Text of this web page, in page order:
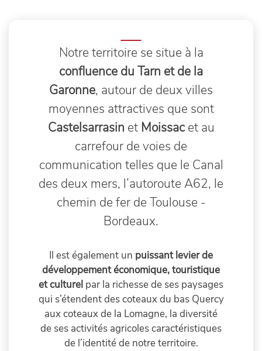
Notre territoire se situe à la
confluence du Tarn et de la
Garonne, autour de deux villes
moyennes attractives que sont
Castelsarrasin et Moissacet au
carrefour de voies de
communication telles que le Canal
des deux mers, l’autoroute A62, le
chemin de fer de Toulouse -
Bordeaux.
Il est également un puissant levier de
développement économique, touristique
et culturel par la richesse de ses paysages
qui s’étendent des coteaux du bas Quercy
aux coteaux de la Lomagne, la diversité
de ses activités agricoles caractéristiques
de l’identité de notre territoire.